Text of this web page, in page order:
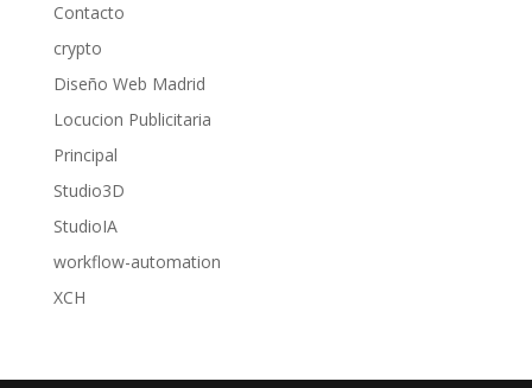
Contacto
crypto
Diseño Web Madrid
Locucion Publicitaria
Principal
Studio3D
StudioIA
workflow-automation
XCH